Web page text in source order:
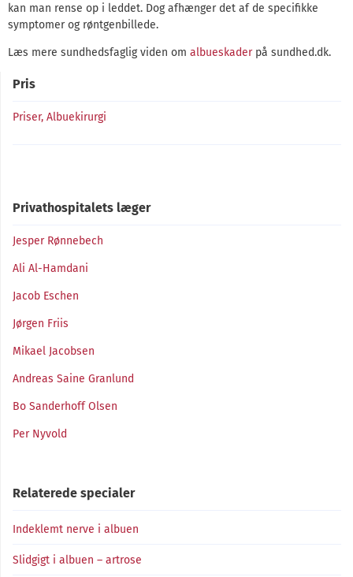
kan man rense op i leddet. Dog afhænger det af de specifikke
symptomer og røntgenbillede.
Læs mere sundhedsfaglig viden om albueskaderpå sundhed.dk.
Pris
Priser, Albuekirurgi
Privathospitalets læger
Jesper Rønnebech
Ali Al-Hamdani
Jacob Eschen
Jørgen Friis
Mikael Jacobsen
Andreas Saine Granlund
Bo Sanderhoff Olsen
Per Nyvold
Relaterede specialer
Indeklemt nerve i albuen
Slidgigt i albuen – artrose